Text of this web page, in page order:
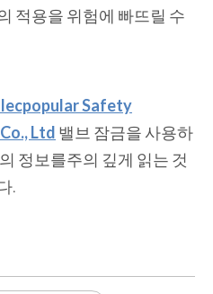
적용을 위험에 빠뜨릴 수
Safety
Ltd 밸브 잠금을 사용하
정보를주의 깊게 읽는 것
.